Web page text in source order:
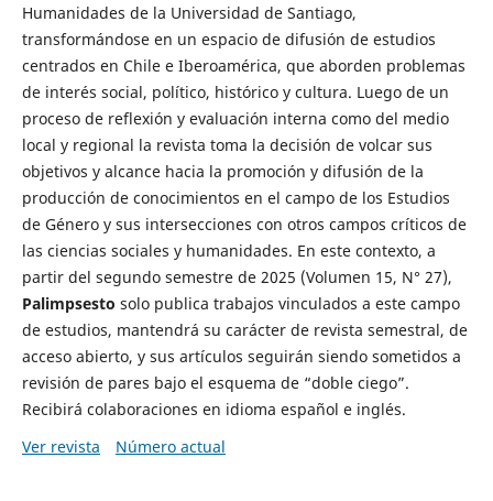
Humanidades de la Universidad de Santiago,
transformándose en un espacio de difusión de estudios
centrados en Chile e Iberoamérica, que aborden problemas
de interés social, político, histórico y cultura. Luego de un
proceso de reflexión y evaluación interna como del medio
local y regional la revista toma la decisión de volcar sus
objetivos y alcance hacia la promoción y difusión de la
producción de conocimientos en el campo de los Estudios
de Género y sus intersecciones con otros campos críticos de
las ciencias sociales y humanidades. En este contexto, a
partir del segundo semestre de 2025 (Volumen 15, N° 27),
Palimpsesto solo publica trabajos vinculados a este campo
de estudios, mantendrá su carácter de revista semestral, de
acceso abierto, y sus artículos seguirán siendo sometidos a
revisión de pares bajo el esquema de “doble ciego”.
Recibirá colaboraciones en idioma español e inglés.
Ver revista
Número actual